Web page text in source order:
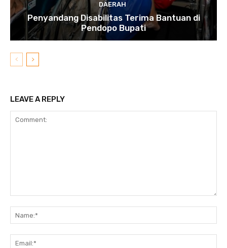
DAERAH
Penyandang Disabilitas Terima Bantuan di
Pendopo Bupati
LEAVE A REPLY